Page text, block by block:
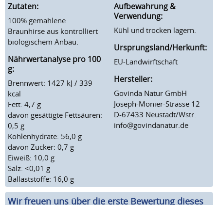
Zutaten:
100% gemahlene
Braunhirse aus kontrolliert
biologischem Anbau.
Nährwertanalyse pro 100
g:
Brennwert: 1427 kJ / 339
kcal
Fett: 4,7 g
davon gesättigte Fettsäuren:
0,5 g
Kohlenhydrate: 56,0 g
davon Zucker: 0,7 g
Eiweiß: 10,0 g
Salz: <0,01 g
Ballaststoffe: 16,0 g
Aufbewahrung &
Verwendung:
Kühl und trocken lagern.
Ursprungsland/Herkunft:
EU-Landwirftschaft
Hersteller:
Govinda Natur GmbH
Joseph-Monier-Strasse 12
D-67433 Neustadt/Wstr.
info@govindanatur.de
Wir freuen uns über die erste Bewertung dieses